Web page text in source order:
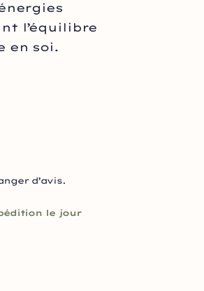
l’équilibre
en soi.
d’avis.
le jour